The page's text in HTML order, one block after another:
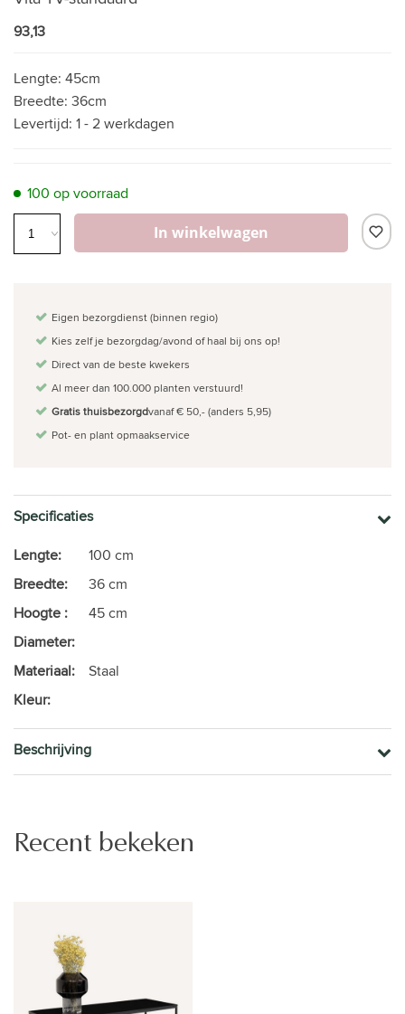
93,13
Lengte: 45cm
Breedte: 36cm
Levertijd: 1 - 2 werkdagen
100 op voorraad
In winkelwagen
Eigen bezorgdienst (binnen regio)
Kies zelf je bezorgdag/avond of haal bij ons op!
Direct van de beste kwekers
Al meer dan 100.000 planten verstuurd!
Gratis thuisbezorgdvanaf € 50,- (anders 5,95)
Pot- en plant opmaakservice
Specificaties
Lengte:
100 cm
Breedte:
36 cm
Hoogte :
45 cm
Diameter:
Materiaal:
Staal
Kleur:
Beschrijving
Recent bekeken